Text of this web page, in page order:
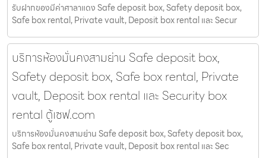
รับฝากของมีค่าศาลาแดง Safe deposit box, Safety deposit box,
Safe box rental, Private vault, Deposit box rental และ Secur
บริการห้องมั่นคงสามย่าน Safe deposit box,
Safety deposit box, Safe box rental, Private
vault, Deposit box rental และ Security box
rental ตู้เซฟ.com
บริการห้องมั่นคงสามย่าน Safe deposit box, Safety deposit box,
Safe box rental, Private vault, Deposit box rental และ Sec